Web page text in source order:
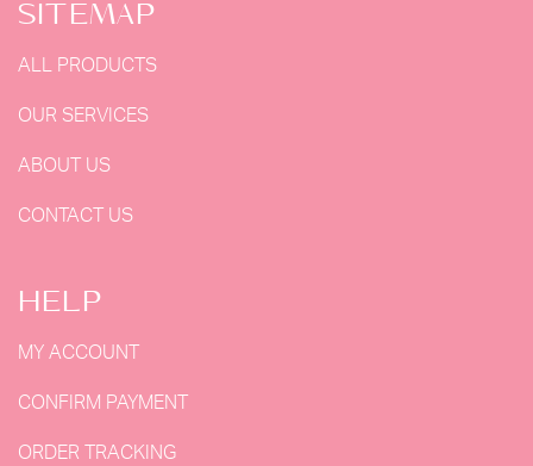
SITEMAP
ALL PRODUCTS
OUR SERVICES
ABOUT US
CONTACT US
HELP
MY ACCOUNT
CONFIRM PAYMENT
ORDER TRACKING